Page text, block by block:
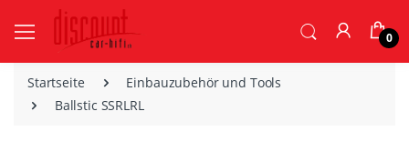
0
Startseite
Einbauzubehör und Tools
Ballstic SSRLRL